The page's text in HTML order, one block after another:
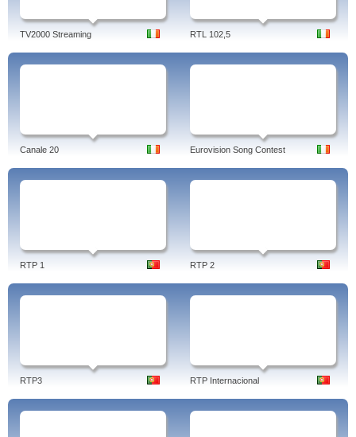
TV2000 Streaming RTL 102,5
Canale 20 Eurovision Song Contest
RTP 1 RTP 2
RTP3 RTP Internacional